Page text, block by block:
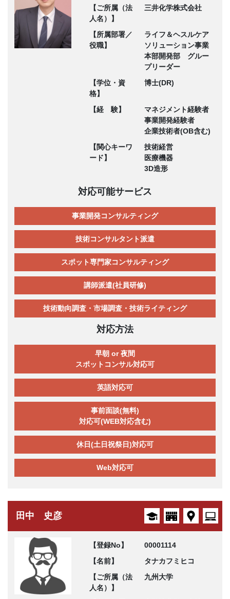
【ご所属（法
人名）】
三井化学株式会社
【所属部署／
役職】
ライフ＆ヘスルケア
ソリューション事業
本部開発部 グルー
プリーダー
【学位・資
格】
博士(DR)
【経 験】
マネジメント経験者
事業開発経験者
企業技術者(OB含む)
【関心キーワ
ード】
技術経営
医療機器
3D造形
対応可能サービス
事業開発コンサルティング
技術コンサルタント派遣
スポット専門家コンサルティング
講師派遣(社員研修)
技術動向調査・市場調査・技術ライティング
対応方法
早朝 or 夜間
スポットコンサル対応可
英語対応可
事前面談(無料)
対応可(WEB対応含む)
休日(土日祝祭日)対応可
Web対応可
田中 史彦
【登録No】
00001114
【名前】
タナカフミヒコ
【ご所属（法
人名）】
九州大学